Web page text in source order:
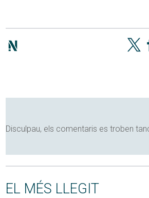
Disculpau, els comentaris es troben
EL MÉS LLEGIT